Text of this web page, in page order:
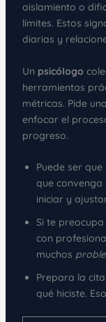
aislamiento o
límites. Estos
diarias y
Un psicólogo
herramientas
métricas. Pide
enfocar el
progreso.
Puede ser
que
iniciar y
Si te
con
muchos
Prepara la
qué hiciste.